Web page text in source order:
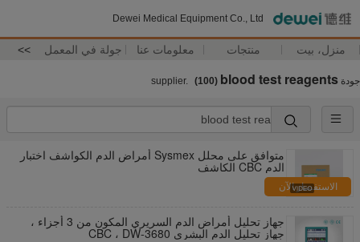
Dewei Medical Equipment Co., Ltd
منزل، بيت منتجات معلومات عنا جولة في المعمل >>
جودة blood test reagents
(100)
متوافق على محلل Sysmex أمراض الدم الكواشف اختبار
الدم CBC الكاشف
الاستفسار الآن
جهاز تحليل أمراض الدم السريري المكون من 3 أجزاء ،
جهاز تحليل الدم البشري CBC ، DW-3680